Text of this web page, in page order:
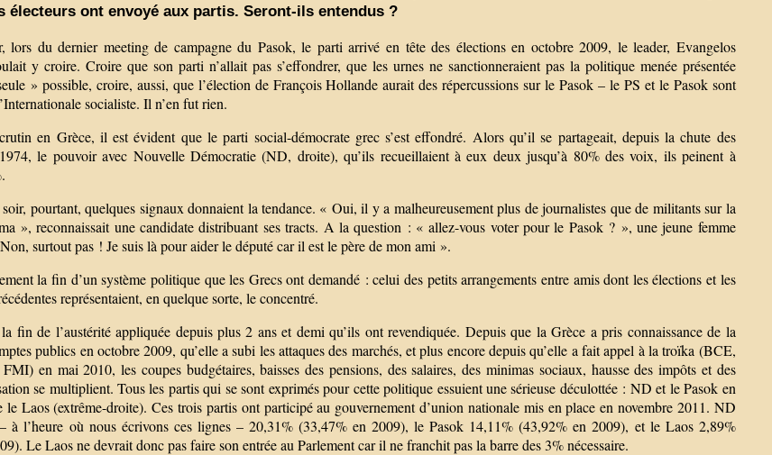
électeurs ont envoyé aux partis. Seront-ils entendus ?
lors du dernier meeting de campagne du Pasok, le parti arrivé en tête des élections en octobre 2009, le leader, Evangelos
y croire. Croire que son parti n’allait pas s’effondrer, que les urnes ne sanctionneraient pas la politique menée présentée
» possible, croire, aussi, que l’élection de François Hollande aurait des répercussions sur le Pasok – le PS et le Pasok sont
socialiste. Il n’en fut rien.
en Grèce, il est évident que le parti social-démocrate grec s’est effondré. Alors qu’il se partageait, depuis la chute des
le pouvoir avec Nouvelle Démocratie (ND, droite), qu’ils recueillaient à eux deux jusqu’à 80% des voix, ils peinent à
pourtant, quelques signaux donnaient la tendance. « Oui, il y a malheureusement plus de journalistes que de militants sur la
», reconnaissait une candidate distribuant ses tracts. A la question : « allez-vous voter pour le Pasok ? », une jeune femme
surtout pas ! Je suis là pour aider le député car il est le père de mon ami ».
la fin d’un système politique que les Grecs ont demandé : celui des petits arrangements entre amis dont les élections et les
représentaient, en quelque sorte, le concentré.
fin de l’austérité appliquée depuis plus 2 ans et demi qu’ils ont revendiquée. Depuis que la Grèce a pris connaissance de la
publics en octobre 2009, qu’elle a subi les attaques des marchés, et plus encore depuis qu’elle a fait appel à la troïka (BCE,
en mai 2010, les coupes budgétaires, baisses des pensions, des salaires, des minimas sociaux, hausse des impôts et des
se multiplient. Tous les partis qui se sont exprimés pour cette politique essuient une sérieuse déculottée : ND et le Pasok en
le Laos (extrême-droite). Ces trois partis ont participé au gouvernement d’union nationale mis en place en novembre 2011. ND
à l’heure où nous écrivons ces lignes – 20,31% (33,47% en 2009), le Pasok 14,11% (43,92% en 2009), et le Laos 2,89%
Le Laos ne devrait donc pas faire son entrée au Parlement car il ne franchit pas la barre des 3% nécessaire.